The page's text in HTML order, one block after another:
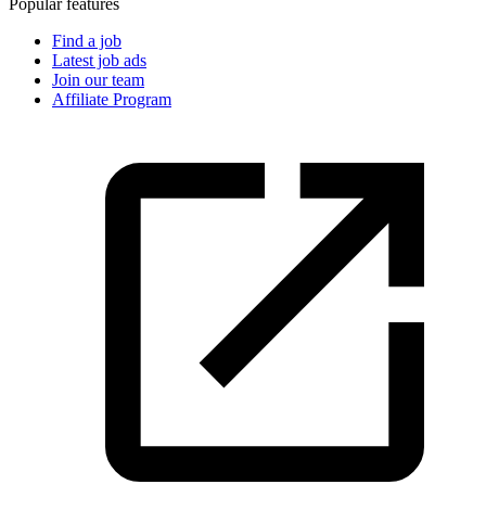
Popular features
Find a job
Latest job ads
Join our team
Affiliate Program